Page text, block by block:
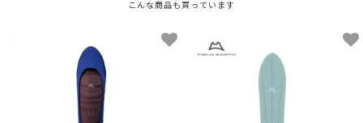
こんな商品も買っています